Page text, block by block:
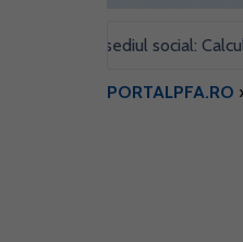
sediul social: Calcul
PORTALPFA.RO